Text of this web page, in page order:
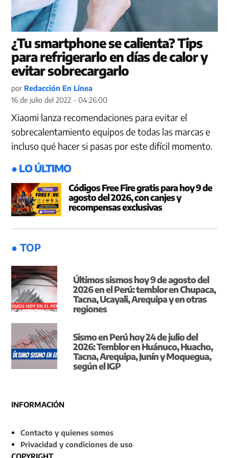
¿Tu smartphone se calienta? Tips
para refrigerarlo en días de calor y
evitar sobrecargarlo
por Redacción En Línea
16 de julio del 2022 - 04:26:00
Xiaomi lanza recomendaciones para evitar el
sobrecalentamiento equipos de todas las marcas e
incluso qué hacer si pasas por este difícil momento.
● LO ÚLTIMO
Códigos Free Fire gratis para hoy 9 de
agosto del 2026, con canjes y
recompensas exclusivas
● TOP
Últimos sismos hoy 9 de agosto del
2026 en el Perú: temblor en Chupaca,
Tacna, Ucayali, Arequipa y en otras
regiones
Sismo en Perú hoy 24 de julio del
2026: Temblor en Huánuco, Huacho,
Tacna, Arequipa, Junín y Moquegua,
según el IGP
INFORMACIÓN
Contacto y quienes somos
Privacidad y condiciones de uso
COPYRIGHT